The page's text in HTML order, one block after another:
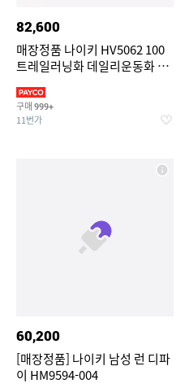
82,600
매장정품 나이키 HV5062 100
트레일러닝화 데일리운동화 리
구매 999+
11번가
60,200
[매장정품] 나이키 남성 런 디파
이 HM9594-004